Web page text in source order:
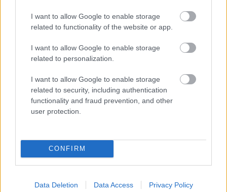
I want to allow Google to enable storage
related to functionality of the website or app.
I want to allow Google to enable storage
related to personalization.
I want to allow Google to enable storage
related to security, including authentication
functionality and fraud prevention, and other
user protection.
CONFIRM
Data Deletion Data Access Privacy Policy
Motherboardnyomán.
Ajánlott bejegyzések: